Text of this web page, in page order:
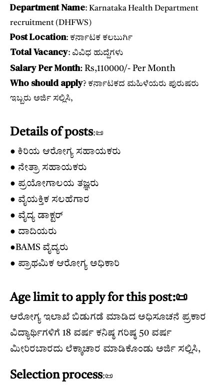
Department Name: Karnataka Health Department
recruitment (DHFWS)
Post Location: ಕರ್ನಾಟಕ ಕಲಬುರ್ಗಿ
Total Vacancy: ವಿವಿಧ ಹುದ್ದೆಗಳು
Salary Per Month: Rs,110000/- Per Month
Who should apply? ಕರ್ನಾಟಕದ ಮಹಿಳೆಯರು ಪುರುಷರು
ಇಬ್ಬರು ಅರ್ಜಿ ಸಲ್ಲಿಸಿ,
Details of posts:📜
● ಕಿರಿಯ ಆರೋಗ್ಯ ಸಹಾಯಕರು
● ನೇತ್ರಾ ಸಹಾಯಕರು
● ಪ್ರಯೋಗಾಲಯ ತಜ್ಞರು
● ವೈಯಕ್ತಿಕ ಸಲಹೆಗಾರ
● ವೈದ್ಯ ಡಾಕ್ಟರ್
● ದಾದಿಯರು
●BAMS ವೈದ್ಯರು
● ಪ್ರಾಥಮಿಕ ಆರೋಗ್ಯ ಅಧಿಕಾರಿ
Age limit to apply for this post:📜
ಆರೋಗ್ಯ ಇಲಾಖೆ ಬಿಡುಗಡೆ ಮಾಡಿದ ಅಧಿಸೂಚನೆ ಪ್ರಕಾರ
ವಿದ್ಯಾರ್ಥಿಗಳಿಗೆ 18 ವರ್ಷ ಕನಿಷ್ಠ ಗರಿಷ್ಠ 50 ವರ್ಷ
ಮೀರಿರಬಾರದು ಲೆಕ್ಕಾಚಾರ ಮಾಡಿಕೊಂಡು ಅರ್ಜಿ ಸಲ್ಲಿಸಿ,
Selection process:📜